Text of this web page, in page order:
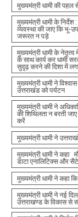
मुख्यमंत्री धामी की पहल
मुख्यमंत्री धामी के
व्यवस्था की जाए कि भू-
जरूरत न पड़े
मुख्यमंत्री धामी के नेतृत्व
के साथ कार्य कर धामी
सुदृढ़ करने की दिशा में
मुख्यमंत्री धामी ने
उत्तराखंड को पर्यटन
मुख्यमंत्री धामी ने
की शिथिलता न बरती
करें
मुख्यमंत्री धामी ने
मुख्यमंत्री धामी ने कहा
डाटा एनालिटिक्स और
मुख्यमंत्री धामी ने कहा
मुख्यमंत्री धामी ने नई
उत्तराखण्ड के विकास से